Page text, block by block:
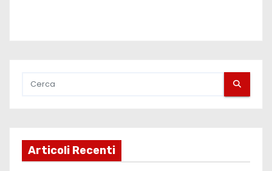
Articoli Recenti